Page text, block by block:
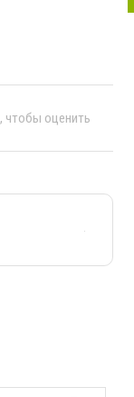
, чтобы оценить